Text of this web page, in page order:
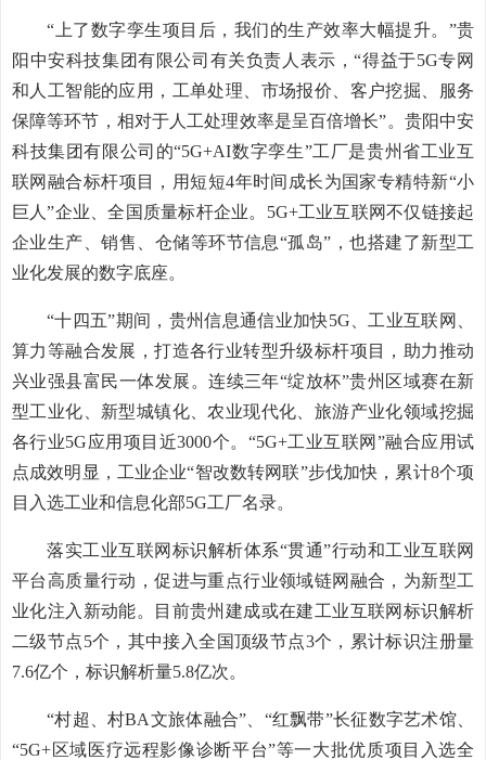
“上了数字孪生项目后，我们的生产效率大幅提升。”贵
阳中安科技集团有限公司有关负责人表示，“得益于5G专网
和人工智能的应用，工单处理、市场报价、客户挖掘、服务
保障等环节，相对于人工处理效率是呈百倍增长”。贵阳中安
科技集团有限公司的“5G+AI数字孪生”工厂是贵州省工业互
联网融合标杆项目，用短短4年时间成长为国家专精特新“小
巨人”企业、全国质量标杆企业。5G+工业互联网不仅链接起
企业生产、销售、仓储等环节信息“孤岛”，也搭建了新型工
业化发展的数字底座。
“十四五”期间，贵州信息通信业加快5G、工业互联网、
算力等融合发展，打造各行业转型升级标杆项目，助力推动
兴业强县富民一体发展。连续三年“绽放杯”贵州区域赛在新
型工业化、新型城镇化、农业现代化、旅游产业化领域挖掘
各行业5G应用项目近3000个。“5G+工业互联网”融合应用试
点成效明显，工业企业“智改数转网联”步伐加快，累计8个项
目入选工业和信息化部5G工厂名录。
落实工业互联网标识解析体系“贯通”行动和工业互联网
平台高质量行动，促进与重点行业领域链网融合，为新型工
业化注入新动能。目前贵州建成或在建工业互联网标识解析
二级节点5个，其中接入全国顶级节点3个，累计标识注册量
7.6亿个，标识解析量5.8亿次。
“村超、村BA文旅体融合”、“红飘带”长征数字艺术馆、
“5G+区域医疗远程影像诊断平台”等一大批优质项目入选全